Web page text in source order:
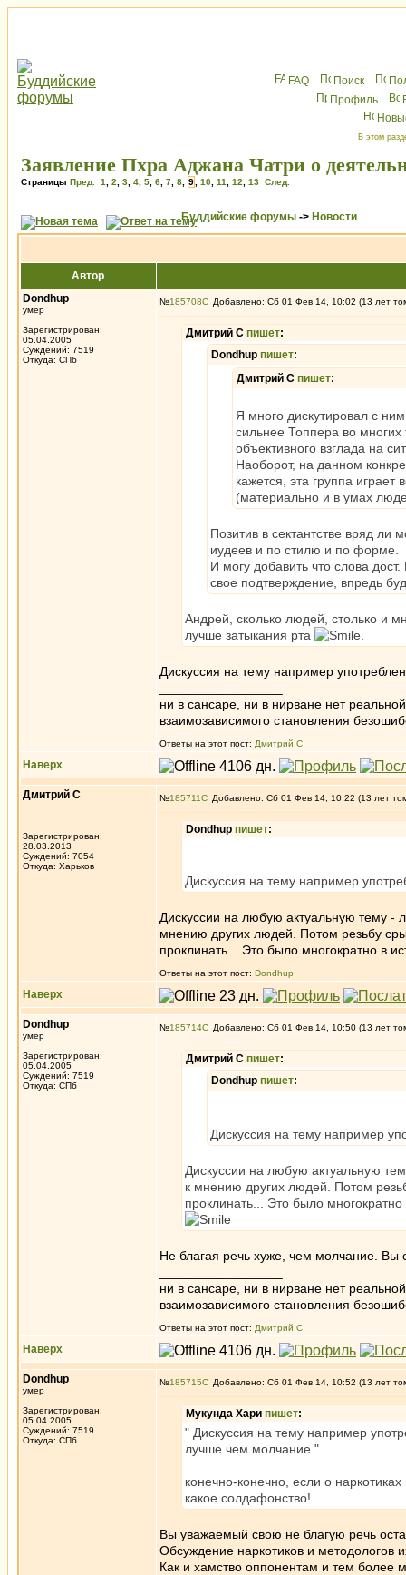
FAQ Поиск
Профиль
В этом
Заявление Пхра Аджана Чатри о
Страницы Пред. 1 2 3 4 5 6 7 8 9 10 11 12 13 След.
Буддийские форумы -> Новости
Автор
Dondhup
умер
Зарегистрирован:
05.04.2005
Суждений: 7519
Откуда: СПб
№185708 Добавлено: Сб 01 Фев 14, 10:02 (13 лет
Дмитрий С пишет:
Dondhup пишет:
Дмитрий С пишет:
Я много дискутировал с
сильнее Топпера во многих
объективного взглада на
Наоборот, на данном
кажется, эта группа
(материально и в умах
Позитив в сектантстве вряд
иудеев и по стилю и по форме.
И могу добавить что слова
свое подтверждение, впредь
Андрей, сколько людей, столько и
лучше затыкания рта
Дискуссия на тему например
ни в сансаре, ни в нирване нет
взаимозависимого становления
Ответы на этот пост: Дмитрий С
Наверх
Дмитрий С
Зарегистрирован:
28.03.2013
Суждений: 7054
Откуда: Харьков
№185711 Добавлено: Сб 01 Фев 14, 10:22 (13 лет
Dondhup пишет:
Дискуссия на тему например
Дискуссии на любую актуальную тему -
мнению других людей. Потом резьбу
проклинать... Это было многократно в
Ответы на этот пост: Dondhup
Наверх
Dondhup
умер
Зарегистрирован:
05.04.2005
Суждений: 7519
Откуда: СПб
№185714 Добавлено: Сб 01 Фев 14, 10:50 (13 лет
Дмитрий С пишет:
Dondhup пишет:
Дискуссия на тему например
Дискуссии на любую актуальную
к мнению других людей. Потом
проклинать... Это было
Не благая речь хуже, чем молчание. Вы
ни в сансаре, ни в нирване нет
взаимозависимого становления
Ответы на этот пост: Дмитрий С
Наверх
Dondhup
умер
Зарегистрирован:
05.04.2005
Суждений: 7519
Откуда: СПб
№185715 Добавлено: Сб 01 Фев 14, 10:52 (13 лет
Мукунда Хари пишет:
" Дискуссия на тему например
лучше чем молчание."
конечно-конечно, если о
какое солдафонство!
Вы уважаемый свою не благую речь
Обсуждение наркотиков и
Как и хамство оппонентам и тем более